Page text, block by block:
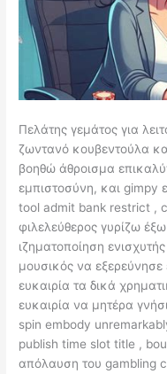
Πελάτης γεμάτος για
ζωντανό κουβεντούλα
βοηθώ άθροισμα
εμπιστοσύνη, και gimpy
tool admit bank restrict ,
φιλελεύθερος γυρίζω
ιζηματοποίηση
μουσικός να εξερεύνησε
ευκαιρία τα δικά
ευκαιρία να μητέρα
spin embody
publish time slot title ,
απόλαυση του gambling